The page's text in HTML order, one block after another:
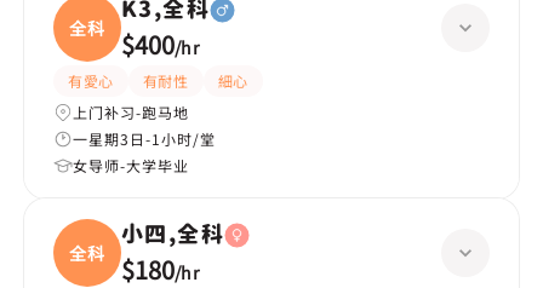
全科
K3,全科
$400/hr
有愛心 有耐性
細心
上门补习-跑马地
一星期3日-1小时/堂
女导师-大学毕业
全科
小四,全科
$180/hr